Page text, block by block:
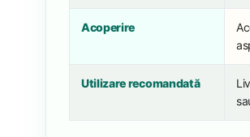
Acoperire
Utilizare recomandată